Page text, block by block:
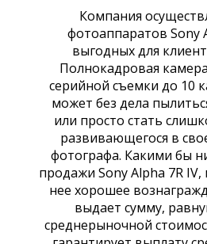
Компания
фотоаппаратов Sony
выгодных для
Полнокадровая
серийной съемки до 10
может без дела
или просто стать
развивающегося в
фотографа. Какими бы
продажи Sony Alpha 7R
нее хорошее
выдает сумму,
среднерыночной